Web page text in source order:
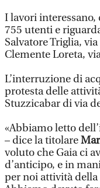
I lavori interessano,
755 utenti e
Salvatore Triglia,
Clemente Loreta,
L’interruzione di
protesta delle
Stuzzicabar di via
«Abbiamo letto
– dice la titolare
voluto che Gaia ci
d’anticipo, e in
per noi attività